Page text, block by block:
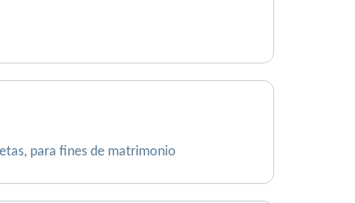
para fines de matrimonio